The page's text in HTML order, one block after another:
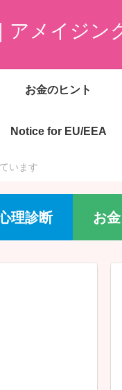
アメイジン
お金のヒント
Notice for EU/EEA
います
理診断 お